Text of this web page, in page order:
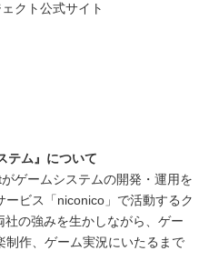
クト公式サイト
テム』について
ゲームシステムの開発・運用を
ビス「niconico」で活動するク
社の強みを生かしながら、ゲー
制作、ゲーム実況にいたるまで